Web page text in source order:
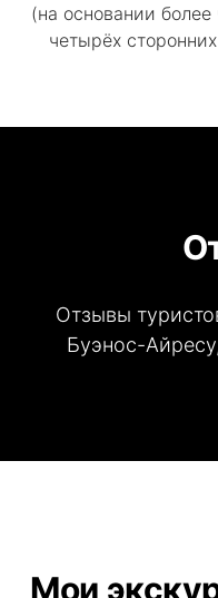
(на основании
четырёх
Отзывы
Буэнос-
Мои